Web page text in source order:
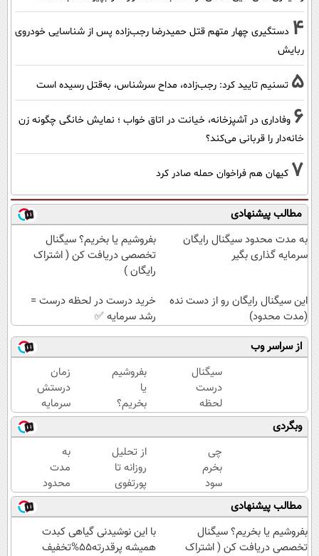
4 دستگیری چهار متهم قتل حمیدرضا رجب‌زاده پس از شناسایی خودروی
ربایش
5 تسنیم تایید کرد: رجب‌زاده، مداح سرشناس، به‌قتل رسیده است
6 وفاداری در آشپزخانه، خیانت در اتاق خواب ؛ نمایش خانگی چگونه زن
خانه‌دار را قربانی می‌کند؟
7 کیهان هم فراخوان حمله صادر کرد
مطالب پیشنهادی
به مدت محدود سیگنال رایگان
سرمایه گذاری بگیر
بفروشیم یا بخریم؟ سیگنال
تخصصی دریافت کن ( اشتراک
رایگان )
این سیگنال رایگان رو از دست نده
(مدت محدود)
خرید درست در لحظه درست =
رشد سرمایه ✅
از سراسر وب
سیگنال
درست
لحظه
ای بگیر
سود
کن ✅
(شروع
رایگان)
بفروشیم
یا
بخریم؟
سیگنال
تخصصی
دریافت
کن (
اشتراک
رایگان )
زمان
درستش
سرمایه
گذاری
کن ✅
وبگردی
چی
بخرم
سود
کنم ؟؟
سیگنال
رایگان
بگیر
از تحلیل
روزانه تا
پورتفوی
اختصاصی؛
اینجا روی
سود باش!
به
مدت
محدود
سیگنال
رایگان
سرمایه
گذاری
مطالب پیشنهادی
بفروشیم یا بخریم؟ سیگنال
تخصصی دریافت کن ( اشتراک
با این نوشیدنی گیاهی کبدت
همیشه پرقدرته55%تخفیف